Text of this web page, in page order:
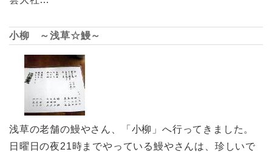
小柳 ～浅草☆鰻～
浅草の老舗の鰻やさん、「小柳」へ行ってきました。
日曜日の夜21時までやっている鰻やさんは、珍しいで